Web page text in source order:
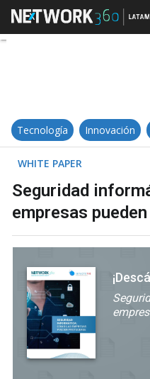
Tecnología Innovación
WHITE PAPER
Seguridad
empresas